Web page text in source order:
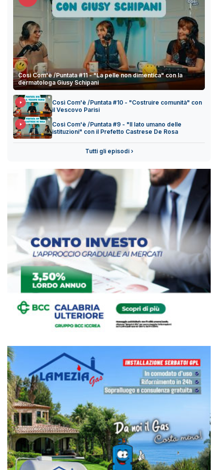
Così Com'è /Puntata #11 - "La pelle non dimentica" con la
dermatologa Giusy Schipani
Così Com'è /Puntata #10 - "Costruire comunità" con
il Vescovo Parisi
Così Com'è /Puntata #9 - "Il lato umano delle
istituzioni" con il Prefetto Castrese De Rosa
Tutti gli episodi ›